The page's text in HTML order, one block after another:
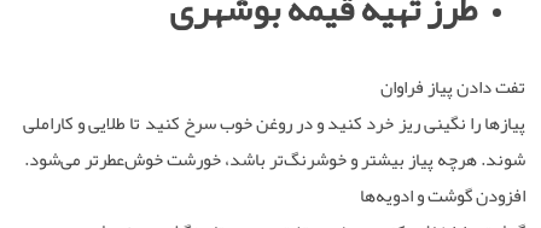
تفت دادن پیاز فراوان
پیازها را نگینی ریز خرد کنید و در روغن خوب سرخ کنید تا طلایی و کاراملی
شوند. هرچه پیاز بیشتر و خوشرنگ‌تر باشد، خورشت خوش‌عطرتر می‌شود.
افزودن گوشت و ادویه‌ها